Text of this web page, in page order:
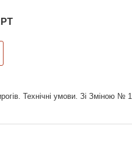
Технічні умови. Зі Зміною №